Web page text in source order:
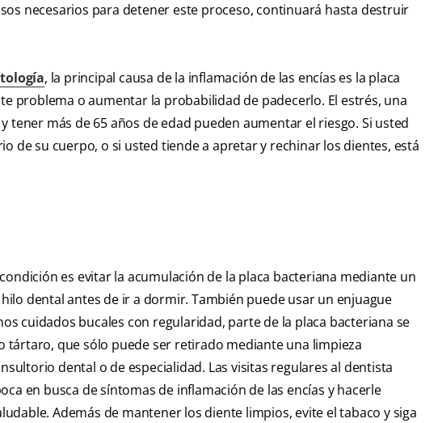
necesarios para detener este proceso, continuará hasta destruir
, la principal causa de la inflamación de las encías es la placa
problema o aumentar la probabilidad de padecerlo. El estrés, una
más de 65 años de edad pueden aumentar el riesgo. Si usted
de su cuerpo, o si usted tiende a apretar y rechinar los dientes, está
es evitar la acumulación de la placa bacteriana mediante un
dental antes de ir a dormir. También puede usar un enjuague
cuidados bucales con regularidad, parte de la placa bacteriana se
que sólo puede ser retirado mediante una limpieza
dental o de especialidad. Las visitas regulares al dentista
en busca de síntomas de inflamación de las encías y hacerle
Además de mantener los diente limpios, evite el tabaco y siga